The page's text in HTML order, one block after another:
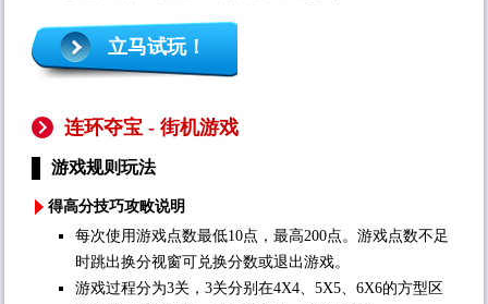
立马试玩！
连环夺宝 - 街机游戏
游戏规则玩法
得高分技巧攻畋说明
每次使用游戏点数最低10点，最高200点。游戏点数不足
时跳出换分视窗可兑换分数或退出游戏。
游戏过程分为3关，3关分别在4X4、5X5、6X6的方型区